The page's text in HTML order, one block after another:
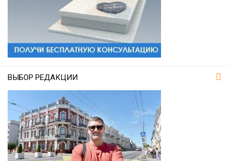
ВЫБОР РЕДАКЦИИ